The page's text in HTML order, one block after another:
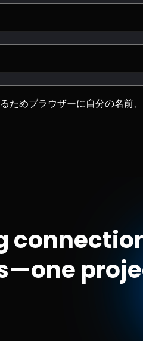
ためブラウザーに自分の名前